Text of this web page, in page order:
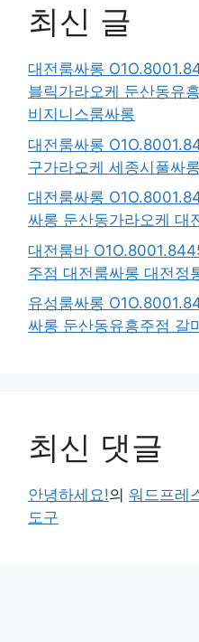
최신 글
대전룸싸롱
블릭가라오케 둔산동유
비지니스룸싸롱
대전룸싸롱
구가라오케 세종시풀싸
대전룸싸롱
싸롱 둔산동가라오케 대
대전룸바
주점 대전룸싸롱 대전정
유성룸싸롱
싸롱 둔산동유흥주점 갈
최신 댓글
안녕하세요!의 워드프레
도구